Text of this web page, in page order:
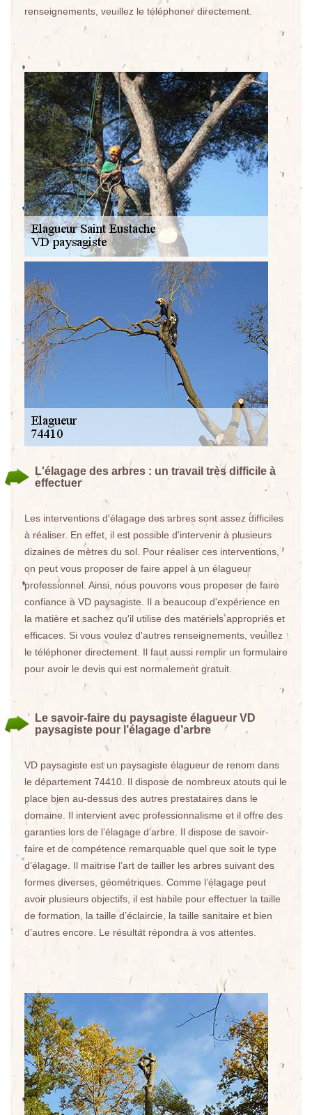
renseignements, veuillez le téléphoner directement.
L'élagage des arbres : un travail très difficile à
effectuer
Les interventions d'élagage des arbres sont assez difficiles
à réaliser. En effet, il est possible d'intervenir à plusieurs
dizaines de mètres du sol. Pour réaliser ces interventions,
on peut vous proposer de faire appel à un élagueur
professionnel. Ainsi, nous pouvons vous proposer de faire
confiance à VD paysagiste. Il a beaucoup d'expérience en
la matière et sachez qu'il utilise des matériels appropriés et
efficaces. Si vous voulez d'autres renseignements, veuillez
le téléphoner directement. Il faut aussi remplir un formulaire
pour avoir le devis qui est normalement gratuit.
Le savoir-faire du paysagiste élagueur VD
paysagiste pour l’élagage d’arbre
VD paysagiste est un paysagiste élagueur de renom dans
le département 74410. Il dispose de nombreux atouts qui le
place bien au-dessus des autres prestataires dans le
domaine. Il intervient avec professionnalisme et il offre des
garanties lors de l’élagage d’arbre. Il dispose de savoir-
faire et de compétence remarquable quel que soit le type
d’élagage. Il maitrise l’art de tailler les arbres suivant des
formes diverses, géométriques. Comme l’élagage peut
avoir plusieurs objectifs, il est habile pour effectuer la taille
de formation, la taille d’éclaircie, la taille sanitaire et bien
d’autres encore. Le résultat répondra à vos attentes.